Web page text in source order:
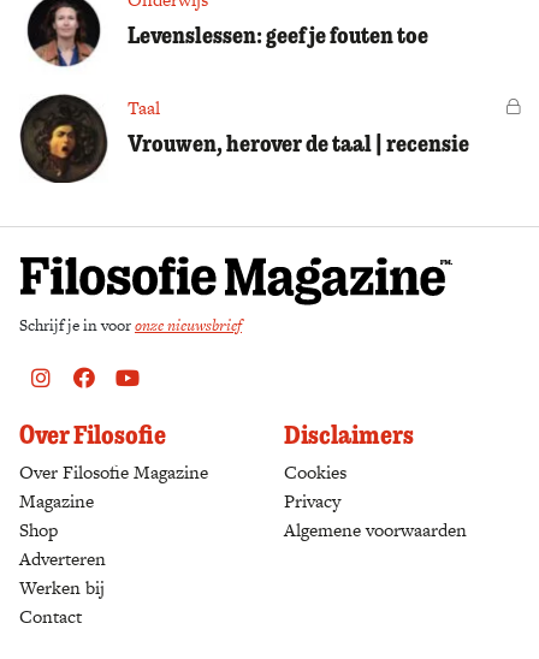
Levenslessen: geef je fouten toe
Taal
Vrouwen, herover de taal | recensie
Schrijf je in vooronze nieuwsbrief
Instagram
FacebookYoutube
Over Filosofie
Over Filosofie Magazine
Magazine
Shop
Adverteren
Werken bij
Contact
Disclaimers
Cookies
Privacy
Algemene voorwaarden